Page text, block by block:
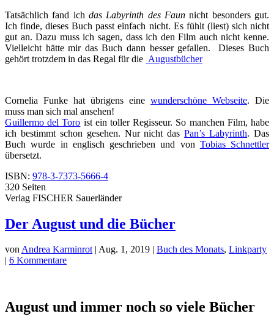
Tatsächlich fand ich das Labyrinth des Faunnicht besonders gut.
Ich finde, dieses Buch passt einfach nicht. Es fühlt (liest) sich nicht
gut an. Dazu muss ich sagen, dass ich den Film auch nicht kenne.
Vielleicht hätte mir das Buch dann besser gefallen. Dieses Buch
gehört trotzdem in das Regal für die Augustbücher
Cornelia Funke hat übrigens eine wunderschöne Webseite. Die
muss man sich mal ansehen!
Guillermo del Toro ist ein toller Regisseur. So manchen Film, habe
ich bestimmt schon gesehen. Nur nicht dasPan’s Labyrinth. Das
Buch wurde in englisch geschrieben und von Tobias Schnettler
übersetzt.
ISBN: 978-3-7373-5666-4
320 Seiten
Verlag FISCHER Sauerländer
Der August und die Bücher
vonAndrea Karminrot| Aug. 1, 2019 | Buch des Monats, Linkparty
| 6 Kommentare
August und immer noch so viele Bücher